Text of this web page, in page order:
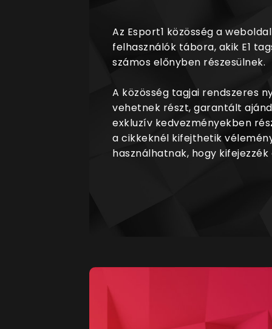
Az Esport1 közösség a
felhasználók tábora, akik E1
számos előnyben részesülnek.
A közösség tagjai rendszeres
vehetnek részt, garantált
exkluzív kedvezményekben
a cikkeknél kifejthetik
használhatnak, hogy